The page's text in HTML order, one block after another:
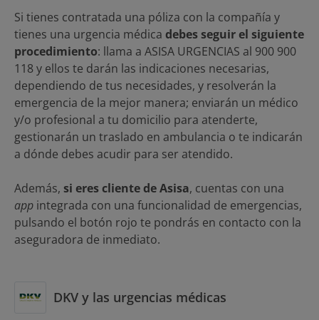
Si tienes contratada una póliza con la compañía y
tienes una urgencia médica debes seguir el siguiente
procedimiento: llama a ASISA URGENCIAS al 900 900
118 y ellos te darán las indicaciones necesarias,
dependiendo de tus necesidades, y resolverán la
emergencia de la mejor manera; enviarán un médico
y/o profesional a tu domicilio para atenderte,
gestionarán un traslado en ambulancia o te indicarán
a dónde debes acudir para ser atendido.
Además, si eres cliente de Asisa, cuentas con una
app integrada con una funcionalidad de emergencias,
pulsando el botón rojo te pondrás en contacto con la
aseguradora de inmediato.
DKV y las urgencias médicas